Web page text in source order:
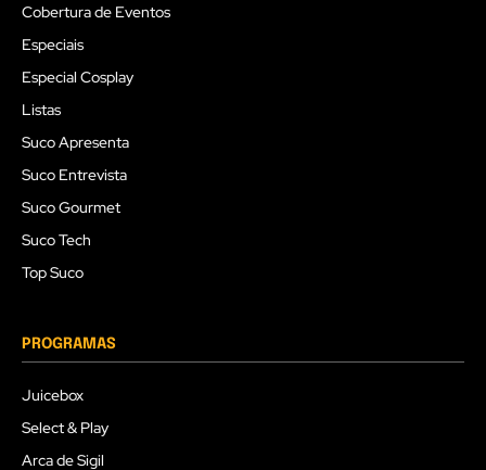
Cobertura de Eventos
Especiais
Especial Cosplay
Listas
Suco Apresenta
Suco Entrevista
Suco Gourmet
Suco Tech
Top Suco
PROGRAMAS
Juicebox
Select & Play
Arca de Sigil